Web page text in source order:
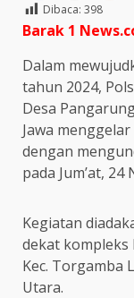
Dibaca: 398
Barak 1
Dalam
tahun 2024,
Desa
Jawa
dengan
pada Jum’at,
Kegiatan
dekat kompleks
Kec. Torgamba
Utara.